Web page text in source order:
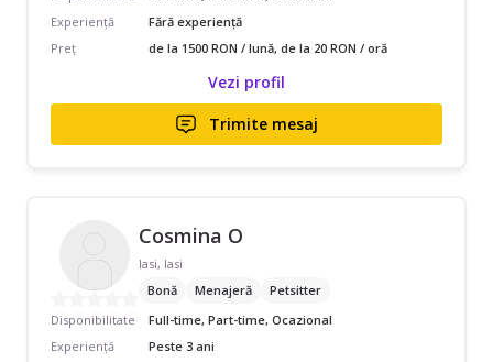
Experiență
Fără experiență
Preț
de la 1500 RON / lună, de la 20 RON / oră
Vezi profil
Trimite mesaj
Cosmina O
Iasi, Iasi
Bonă
Menajeră
Petsitter
Disponibilitate
Full-time, Part-time, Ocazional
Experiență
Peste 3 ani